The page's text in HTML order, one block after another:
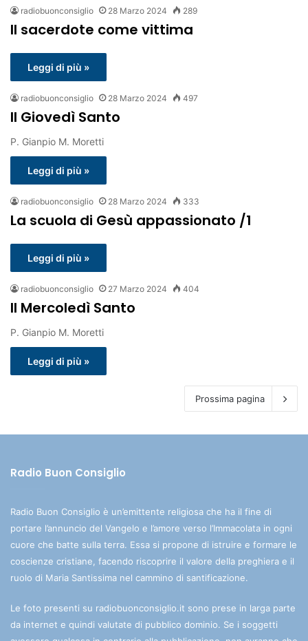
radiobuonconsiglio 28 Marzo 2024 289
Il sacerdote come vittima
Leggi di più »
radiobuonconsiglio 28 Marzo 2024 497
Il Giovedì Santo
P. Gianpio M. Moretti
Leggi di più »
radiobuonconsiglio 28 Marzo 2024 333
La scuola di Gesù appassionato /1
Leggi di più »
radiobuonconsiglio 27 Marzo 2024 404
Il Mercoledì Santo
P. Gianpio M. Moretti
Leggi di più »
Prossima pagina
Radio Buon Consiglio
Radio Buon Consiglio è un’emittente religiosa che ha il fine di
portare l’annuncio del Vangelo e l’amore verso l’Immacolata in ogni
cuore che batte sulla terra. Essa si propone di istruire e formare le
coscienze cristiane, facendo riscoprire il valore della preghiera e il
ruolo di Maria Santissima nel cammino di santificazione.
Le foto presenti su radiobuonconsiglio.it sono prese in larga parte
da internet e quindi valutate di pubblico dominio. Se i soggetti